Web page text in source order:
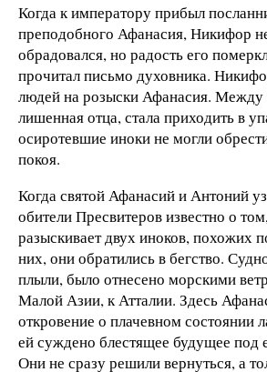
Когда к императору прибыл
преподобного Афанасия, Никифор
обрадовался, но радость его
прочитал письмо духовника.
людей на розыски Афанасия. Между
лишенная отца, стала приходить в
осиротевшие иноки не могли
покоя.
Когда святой Афанасий и Антоний
обители Пресвитеров известно о
разыскивает двух иноков, похожих
них, они обратились в бегство.
плыли, было отнесено морскими
Малой Азии, к Атталии. Здесь
откровение о плачевном состоянии
ей суждено блестящее будущее под
Они не сразу решили вернуться, а